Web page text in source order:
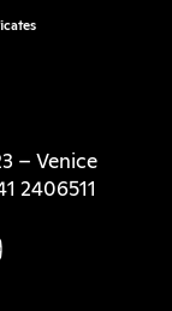
– Venice
2406511